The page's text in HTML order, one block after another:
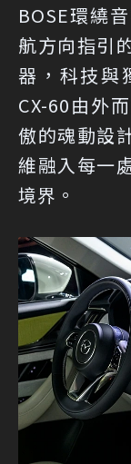
BOSE環繞
航方向指引
器，科技與
CX-60由外
傲的魂動設
維融入每一
境界。